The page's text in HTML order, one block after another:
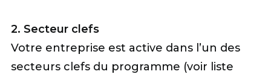
2. Secteur clefs
Votre entreprise est active dans l’un des
secteurs clefs du programme (voir liste